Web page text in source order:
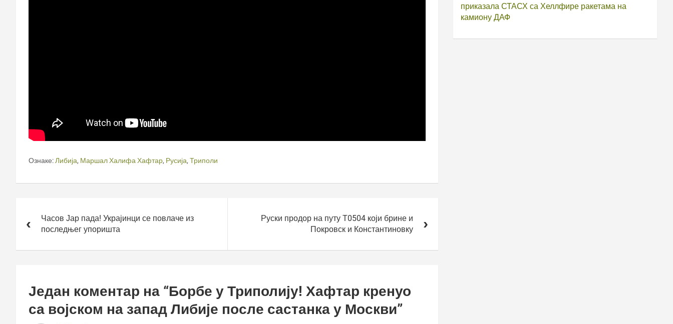
Ознаке: Либија, Маршал Халифа Хафтар, Русија, Триполи
чланкаЧасов Јар пада! Украјинци се повлаче из
последњег упоришта
Руски продор на путу Т0504 који брине и
Покровск и Константиновку
Један коментар на “Борбе у Триполију! Хафтар кренуо
са војском на запад Либије после састанка у Москви”
приказала СТАСХ са Хеллфире ракетама на
камиону ДАФ